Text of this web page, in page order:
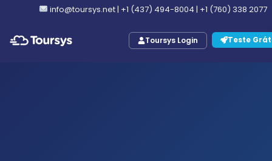
info@toursys.net| +1 (437) 494-8004 | +1 (760) 338 2077
Toursys Login Teste